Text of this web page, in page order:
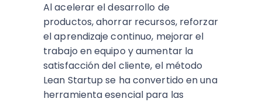
Al acelerar el desarrollo de
productos, ahorrar recursos, reforzar
el aprendizaje continuo, mejorar el
trabajo en equipo y aumentar la
satisfacción del cliente, el método
Lean Startup se ha convertido en una
herramienta esencial para las